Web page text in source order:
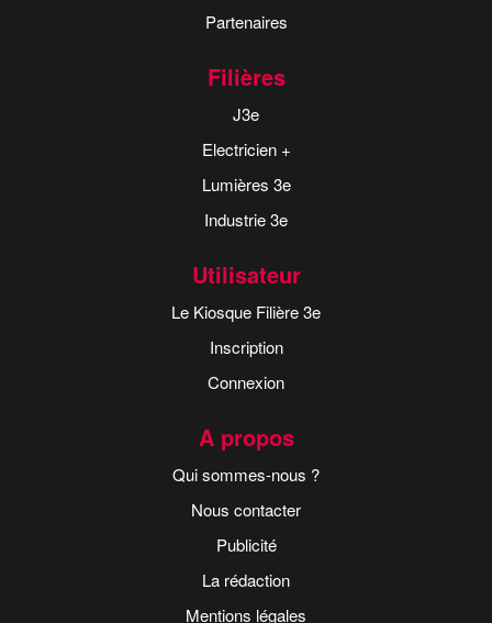
Partenaires
Filières
J3e
Electricien +
Lumières 3e
Industrie 3e
Utilisateur
Le Kiosque Filière 3e
Inscription
Connexion
A propos
Qui sommes-nous ?
Nous contacter
Publicité
La rédaction
Mentions légales